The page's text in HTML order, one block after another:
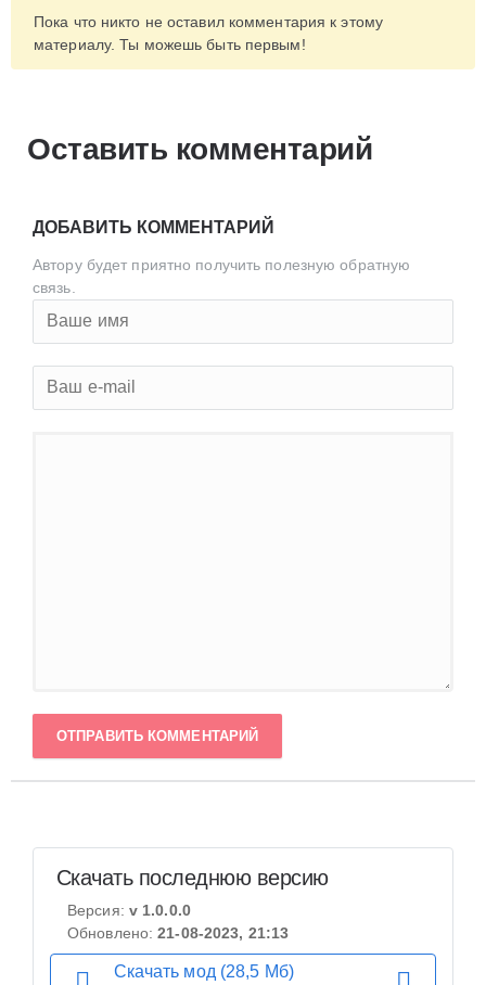
Пока что никто не оставил комментария к этому
материалу. Ты можешь быть первым!
Оставить комментарий
ДОБАВИТЬ КОММЕНТАРИЙ
Автору будет приятно получить полезную обратную
связь.
ОТПРАВИТЬ КОММЕНТАРИЙ
Скачать последнюю версию
Версия: v 1.0.0.0
Обновлено:21-08-2023, 21:13
Скачать мод (28,5 Мб)